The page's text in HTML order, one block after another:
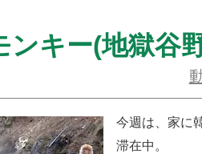
ンキー(地獄谷
今週は、家に
滞在中。